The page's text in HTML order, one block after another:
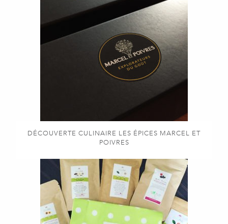
DÉCOUVERTE CULINAIRE LES ÉPICES MARCEL ET
POIVRES